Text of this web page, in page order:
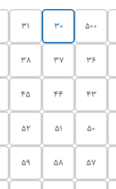
500
30
31
36
37
38
43
44
45
50
51
52
57
58
59